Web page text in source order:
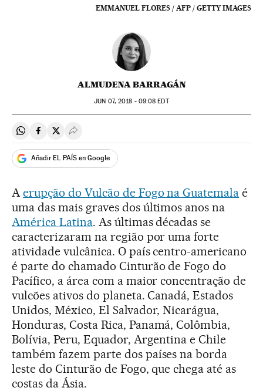
EMMANUEL FLORES / AFP / GETTY IMAGES
ALMUDENA BARRAGÁN
JUN 07, 2018 - 09:08 EDT
Compartir en Whatsapp
Compartir en Facebook
Compartir en Twitter
Desplegar Redes Sociales
Añadir EL PAÍS en Google
A erupção do Vulcão de Fogo na Guatemala é
uma das mais graves dos últimos anos na
América Latina. As últimas décadas se
caracterizaram na região por uma forte
atividade vulcânica. O país centro-americano
é parte do chamado Cinturão de Fogo do
Pacífico, a área com a maior concentração de
vulcões ativos do planeta. Canadá, Estados
Unidos, México, El Salvador, Nicarágua,
Honduras, Costa Rica, Panamá, Colômbia,
Bolívia, Peru, Equador, Argentina e Chile
também fazem parte dos países na borda
leste do Cinturão de Fogo, que chega até as
costas da Ásia.